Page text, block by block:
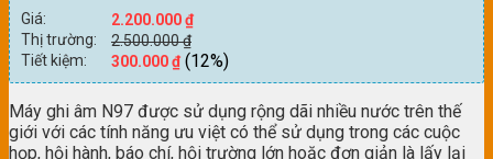
Giá: 2.200.000₫
Thị trường:
2.500.000₫
Tiết kiệm:
300.000₫ (12%)
Máy ghi âm N97 được sử dụng rộng dãi nhiều nước trên thế
giới với các tính năng ưu việt có thể sử dụng trong các cuộc
họp, hội hành, báo chí, hội trường lớn hoặc đơn giản là lấy lại